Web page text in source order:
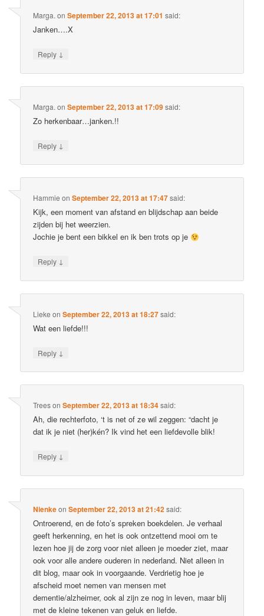
Marga. onSeptember 22, 2013 at 17:01 said:
Janken….X
Reply ↓
Marga. onSeptember 22, 2013 at 17:09said:
Zo herkenbaar…janken.!!
Reply ↓
Hammie onSeptember 22, 2013 at 17:47said:
Kijk, een moment van afstand en blijdschap aan beide
zijden bij het weerzien.
Jochie je bent een bikkel en ik ben trots op je
Reply ↓
Lieke onSeptember 22, 2013 at 18:27said:
Wat een liefde!!!
Reply ↓
TreesonSeptember 22, 2013 at 18:34said:
Ah, die rechterfoto, ‘t is net of ze wil zeggen: “dacht je
dat ik je niet (her)kén? Ik vind het een liefdevolle blik!
Reply ↓
NienkeonSeptember 22, 2013 at 21:42said:
Ontroerend, en de foto’s spreken boekdelen. Je verhaal
geeft herkenning, en het is ook ontzettend mooi om te
lezen hoe jij de zorg voor niet alleen je moeder ziet, maar
ook voor alle andere ouderen in nederland. Niet alleen in
dit blog, maar ook in voorgaande. Verdrietig hoe je
afscheid moet nemen van mensen met
dementie/alzheimer, ook al zijn ze nog in leven, maar blij
met de kleine tekenen van geluk en liefde.